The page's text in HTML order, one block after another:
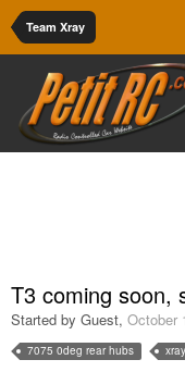
Team Xray
T3 coming soon,
Started by Guest, October
7075 0deg rear hubs